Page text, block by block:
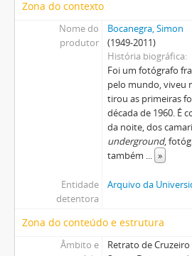
Zona do contexto
Nome do
produtor
Bocanegra, Simon
(1949-2011)
História biográfica
Foi um fotógrafo
pelo mundo, viveu
tirou as primeiras
década de 1960. É
da noite, dos
underground,
também ... »
Entidade
detentora
Arquivo da
Zona do conteúdo e estrutura
Âmbito e
Retrato de